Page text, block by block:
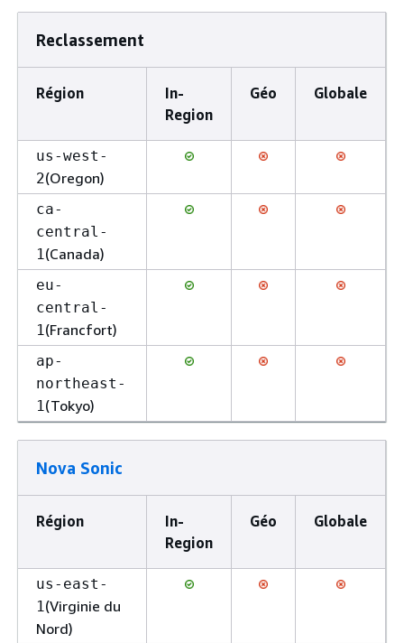
Reclassement
Région
In-
Region
Géo Globale
us-west-
2(Oregon)
ca-
central-
1(Canada)
eu-
central-
1(Francfort)
ap-
northeast-
1(Tokyo)
Nova Sonic
Région
In-
Region
Géo Globale
us-east-
1(Virginie du
Nord)